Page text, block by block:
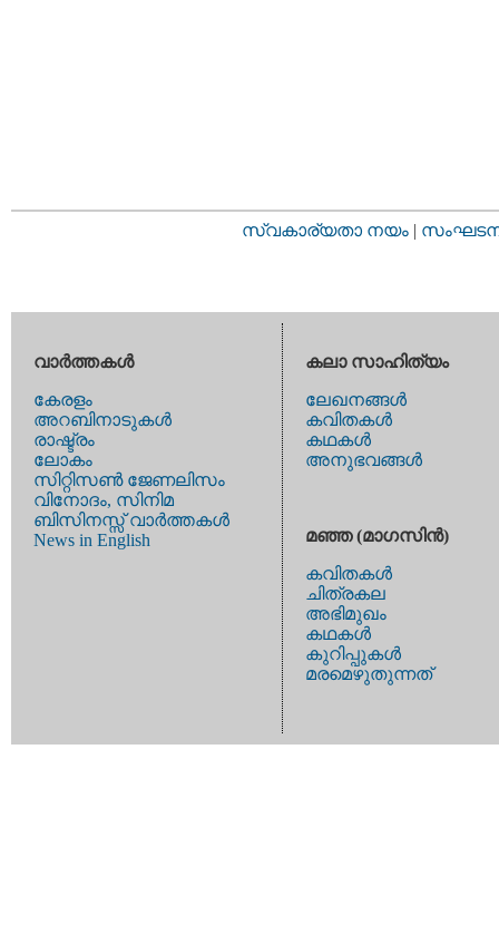
സ്വകാര്യതാ നയം |
വാര്‍ത്തകള്‍
കേരളം
അറബിനാടുകള്‍
രാഷ്ട്രം
ലോകം
സിറ്റിസണ്‍ ജേണലിസം
വിനോദം, സിനിമ
ബിസിനസ്സ് വാര്‍ത്തകള്‍
News in English
കലാ സാഹിത്യം
ലേഖനങ്ങള്‍
കവിതകള്‍
കഥകള്‍
അനുഭവങ്ങള്‍
മഞ്ഞ (മാഗസിന്‍)
കവിതകള്‍
ചിത്രകല
അഭിമുഖം
കഥകള്‍
കുറിപ്പുകള്‍
മരമെഴുതുന്നത്